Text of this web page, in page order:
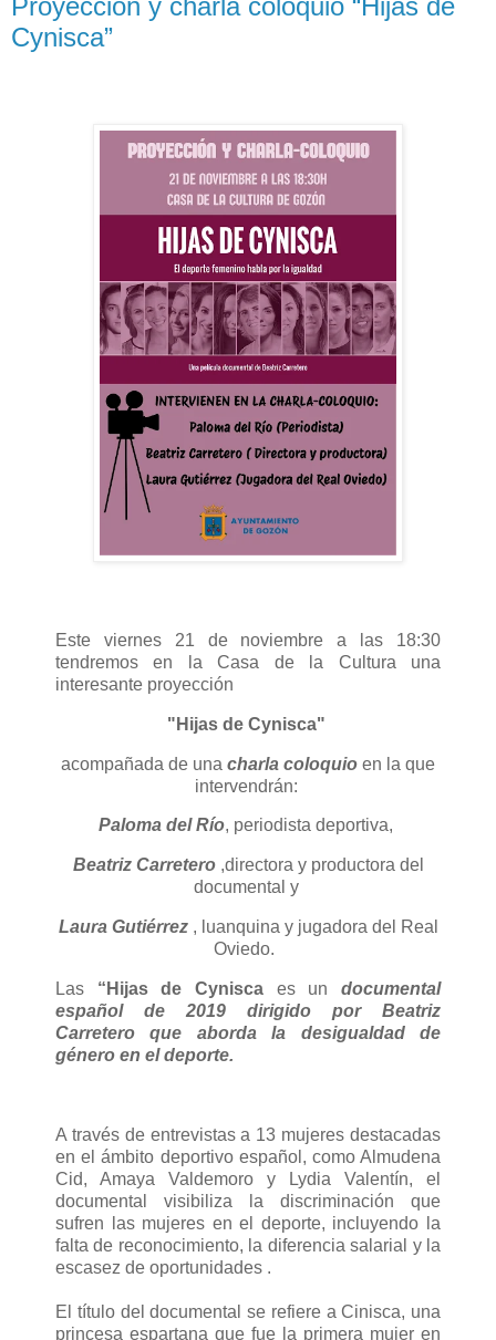
Proyección y charla coloquio “Hijas de
Cynisca”
Este viernes 21 de noviembre a las 18:30
tendremos en la Casa de la Cultura una
interesante proyección
"Hijas de Cynisca"
acompañada de una charla coloquio en la que
intervendrán:
Paloma del Río, periodista deportiva,
Beatriz Carretero,directora y productora del
documental y
Laura Gutiérrez, luanquina y jugadora del Real
Oviedo.
Las “Hijas de Cynisca es undocumental
español de 2019 dirigido por Beatriz
Carretero que aborda la desigualdad de
género en el deporte.
A través de entrevistas a 13 mujeres destacadas
en el ámbito deportivo español, como Almudena
Cid, Amaya Valdemoro y Lydia Valentín, el
documental visibiliza la discriminación que
sufren las mujeres en el deporte, incluyendo la
falta de reconocimiento, la diferencia salarial y la
escasez de oportunidades .
El título del documental se refiere a Cinisca, una
princesa espartana que fue la primera mujer en